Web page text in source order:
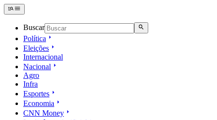
Buscar
Política
Eleições
Internacional
Nacional
Agro
Infra
Esportes
Economia
CNN Money